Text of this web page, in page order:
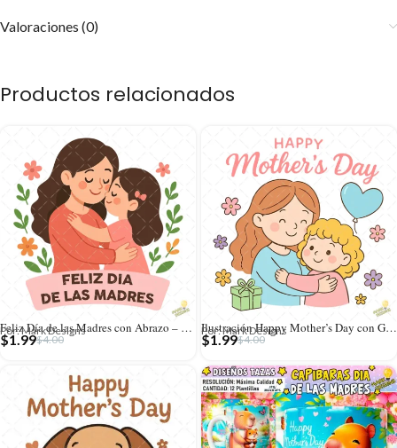
Valoraciones (0)
Productos relacionados
Feliz Día de las Madres con Abrazo – Diseño Vectorial y PNG 4K
Por: Mark Designs
$4.00
$1.99
Ilustración Happy Mother’s Day con Globo y Flores – AI SVG PNG 4K
Por: Mark Designs
$4.00
$1.99